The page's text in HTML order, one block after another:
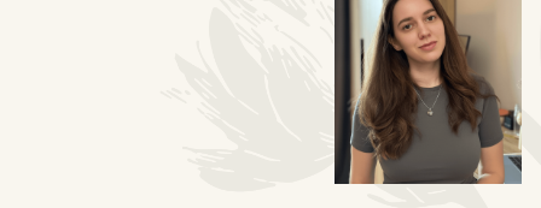
Разработка сайта